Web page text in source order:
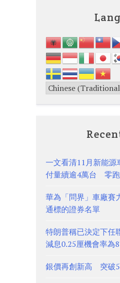
一文看清11月新能
付量續逾4萬台 零
華為「問界」車廠賽
通標的證券名單
特朗普稱已決定下
減息0.25厘機會率為
銀價再創新高 突破